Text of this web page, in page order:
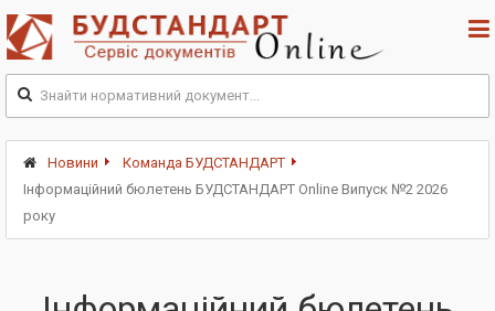
Новини
Команда БУДСТАНДАРТ
Інформаційний бюлетень БУДСТАНДАРТ Online Випуск №2 2026
року